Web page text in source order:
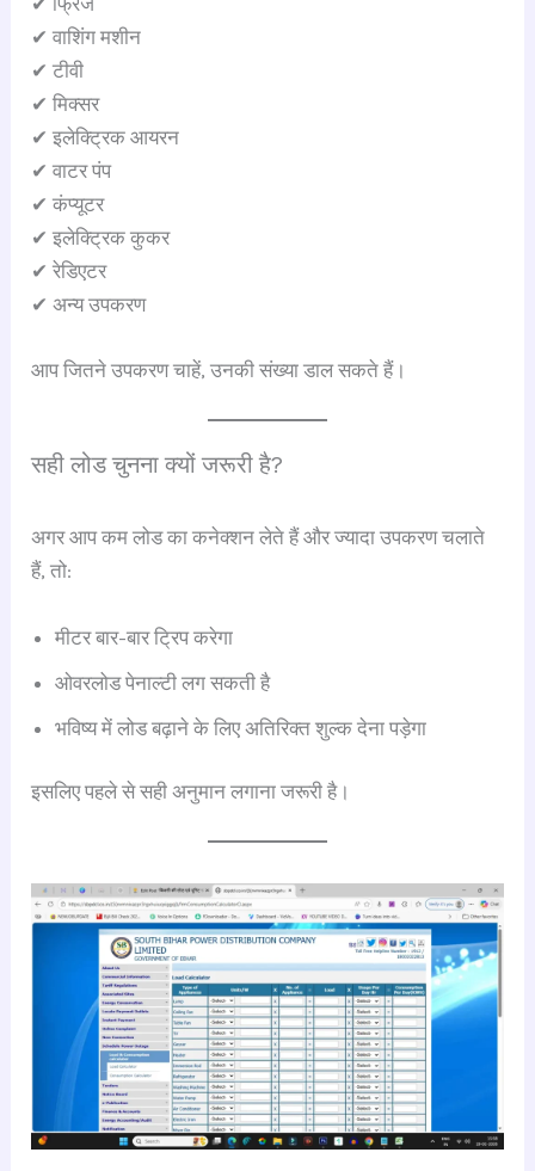
✔ वाशिंग मशीन
✔ टीवी
✔ मिक्सर
✔ इलेक्ट्रिक आयरन
✔ वाटर पंप
✔ कंप्यूटर
✔ इलेक्ट्रिक कुकर
✔ रेडिएटर
✔ अन्य उपकरण
आप जितने उपकरण चाहें, उनकी संख्या डाल सकते हैं।
सही लोड चुनना क्यों जरूरी है?
अगर आप कम लोड का कनेक्शन लेते हैं और ज्यादा उपकरण चलाते
हैं, तो:
मीटर बार-बार ट्रिप करेगा
ओवरलोड पेनाल्टी लग सकती है
भविष्य में लोड बढ़ाने के लिए अतिरिक्त शुल्क देना पड़ेगा
इसलिए पहले से सही अनुमान लगाना जरूरी है।